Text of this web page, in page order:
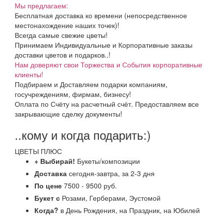
Мы предлагаем:
Бесплатная доставка ко времени (непосредственное
местонахождение наших точек)!
Всегда самые свежие цветы!
Принимаем Индивидуальные и Корпоративные заказы
доставки цветов и подарков..!
Нам доверяют свои Торжества и События корпоративные
клиенты!
Подбираем и Доставляем подарки компаниям,
госучреждениям, фирмам, бизнесу!
Оплата по Счёту на расчетный счёт. Предоставляем все
закрывающие сделку документы!
..кому и когда подарить:)
ЦВЕТЫ ПЛЮС
+ Выбирай! Букеты/композиции
Доставка сегодня-завтра, за 2-3 дня
По цене 7500 - 9500 руб.
Букет с Розами, Герберами, Эустомой
Когда? в День Рождения, на Праздник, на Юбилей